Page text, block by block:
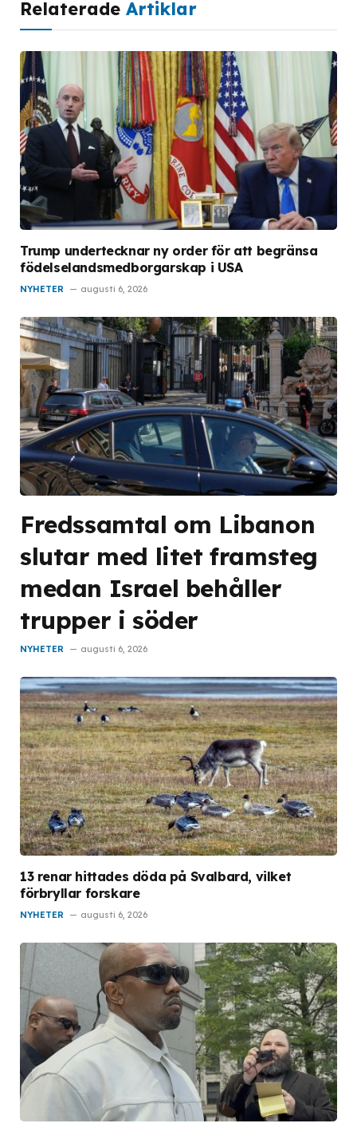
Relaterade Artiklar
Trump undertecknar ny order för att begränsa
födelselandsmedborgarskap i USA
NYHETER augusti 6, 2026
Fredssamtal om Libanon
slutar med litet framsteg
medan Israel behåller
trupper i söder
NYHETER augusti 6, 2026
13 renar hittades döda på Svalbard, vilket
förbryllar forskare
NYHETER augusti 6, 2026